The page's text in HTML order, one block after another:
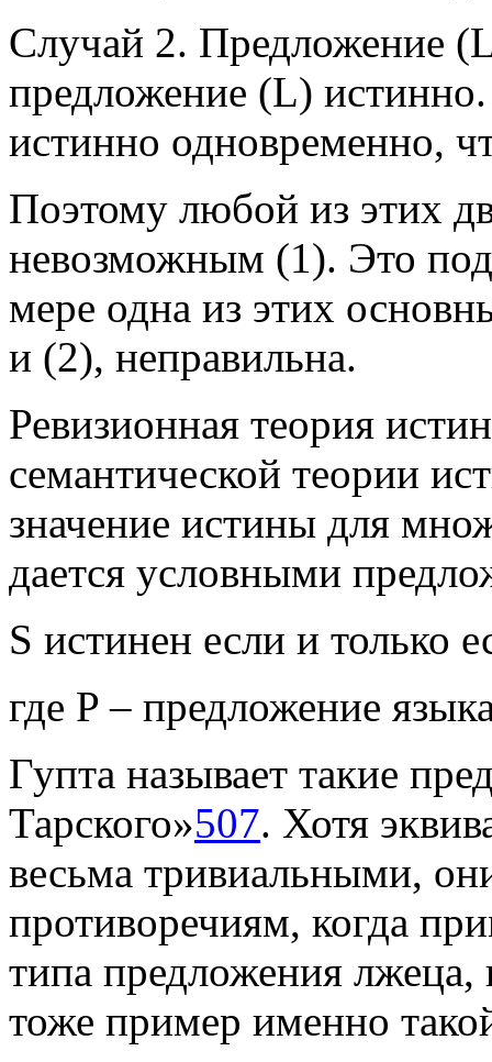
Случай 2. Предложение
предложение (L)
истинно одновременно,
Поэтому любой из этих
невозможным (1). Это
мере одна из этих
и (2), неправильна.
Ревизионная теория
семантической теории
значение истины для
дается условными
S истинен если и только
где P – предложение
Гупта называет такие
Тарского»507. Хотя
весьма тривиальными,
противоречиям, когда
типа предложения
тоже пример именно